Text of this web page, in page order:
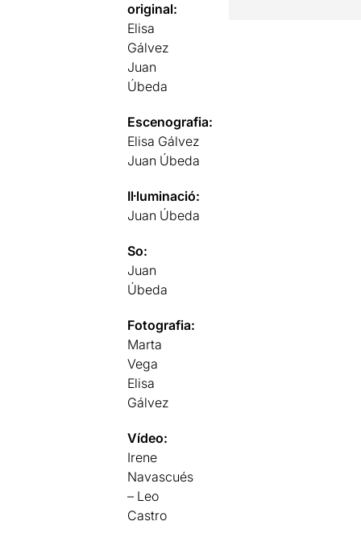
original:
Elisa
Gálvez
Juan
Úbeda
Escenografia:
Elisa Gálvez
Juan Úbeda
Il·luminació:
Juan Úbeda
So:
Juan
Úbeda
Fotografia:
Marta
Vega
Elisa
Gálvez
Vídeo:
Irene
Navascués
– Leo
Castro